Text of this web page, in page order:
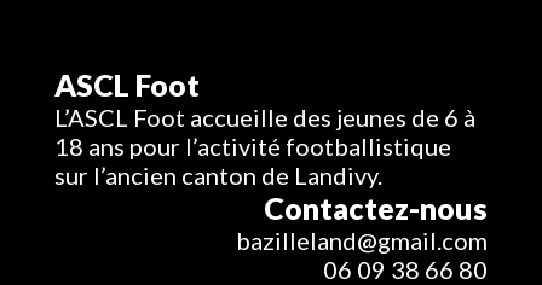
ASCL Foot
L’ASCL Foot accueille des jeunes de 6 à
18 ans pour l’activité footballistique
sur l’ancien canton de Landivy.
Contactez-nous
bazilleland@gmail.com
06 09 38 66 80